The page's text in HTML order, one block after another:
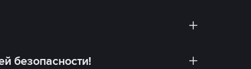
безопасности!